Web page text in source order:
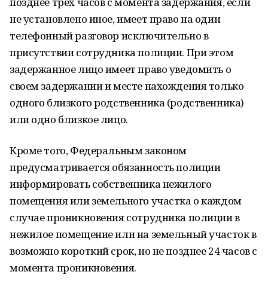
не установлено иное, имеет право на один
телефонный разговор исключительно в
присутствии сотрудника полиции. При этом
задержанное лицо имеет право уведомить о
своем задержании и месте нахождения только
одного близкого родственника (родственника)
или одно близкое лицо.
Кроме того, Федеральным законом
предусматривается обязанность полиции
информировать собственника нежилого
помещения или земельного участка о каждом
случае проникновения сотрудника полиции в
нежилое помещение или на земельный участок в
возможно короткий срок, но не позднее 24 часов с
момента проникновения.